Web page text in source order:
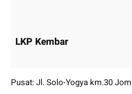
LKP Kembar
Pusat: Jl. Solo-Yogya km.30